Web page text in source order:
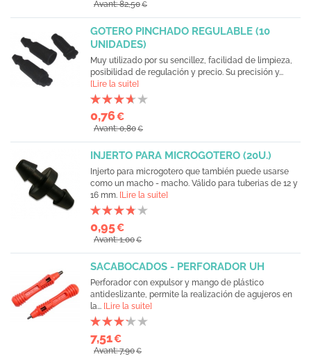
Avant: 82,50€
GOTERO PINCHADO REGULABLE (10
UNIDADES)
Muy utilizado por su sencillez, facilidad de limpieza,
posibilidad de regulación y precio. Su precisión y...
[Lire la suite]
0,76€
Avant: 0,80€
INJERTO PARA MICROGOTERO (20U.)
Injerto para microgotero que también puede usarse
como un macho - macho. Válido para tuberias de 12 y
16 mm. [Lire la suite]
0,95€
Avant: 1,00€
SACABOCADOS - PERFORADOR UH
Perforador con expulsor y mango de plástico
antideslizante, permite la realización de agujeros en
la... [Lire la suite]
7,51€
Avant: 7,90€